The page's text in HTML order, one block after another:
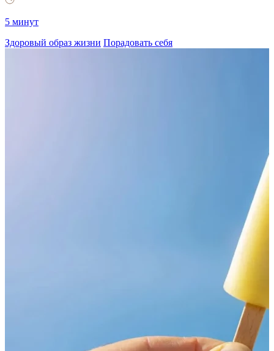
5 минут
Здоровый образ жизни Порадовать себя